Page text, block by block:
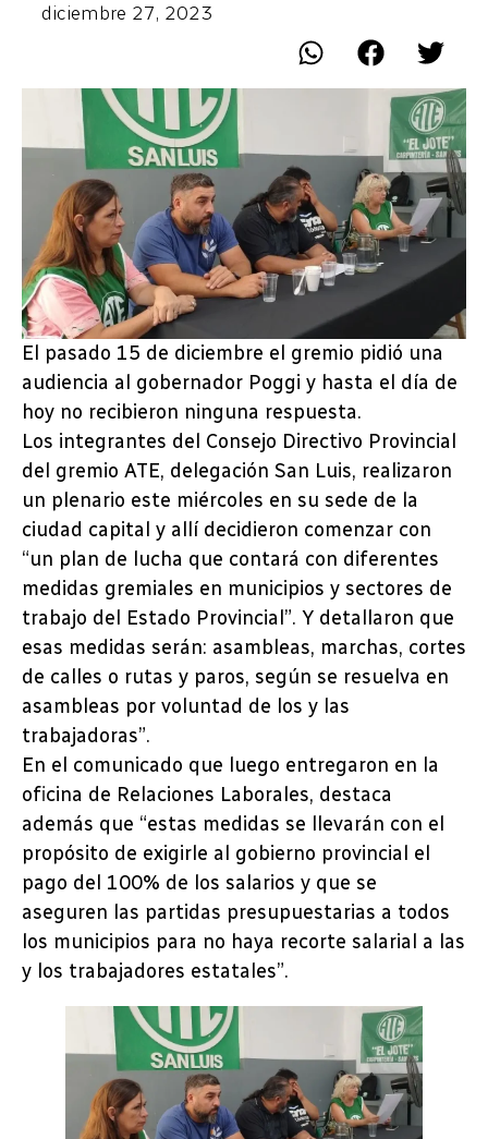
diciembre 27, 2023
El pasado 15 de diciembre el gremio pidió una
audiencia al gobernador Poggi y hasta el día de
hoy no recibieron ninguna respuesta.
Los integrantes del Consejo Directivo Provincial
del gremio ATE, delegación San Luis, realizaron
un plenario este miércoles en su sede de la
ciudad capital y allí decidieron comenzar con
“un plan de lucha que contará con diferentes
medidas gremiales en municipios y sectores de
trabajo del Estado Provincial”. Y detallaron que
esas medidas serán: asambleas, marchas, cortes
de calles o rutas y paros, según se resuelva en
asambleas por voluntad de los y las
trabajadoras”.
En el comunicado que luego entregaron en la
oficina de Relaciones Laborales, destaca
además que “estas medidas se llevarán con el
propósito de exigirle al gobierno provincial el
pago del 100% de los salarios y que se
aseguren las partidas presupuestarias a todos
los municipios para no haya recorte salarial a las
y los trabajadores estatales”.